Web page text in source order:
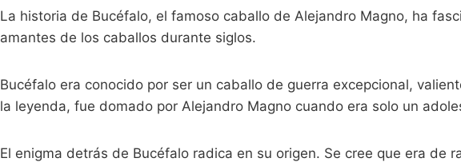
La historia de Bucéfalo, el famoso caballo de Alejandro Magno, ha
amantes de los caballos durante siglos.
Bucéfalo era conocido por ser un caballo de guerra excepcional,
la leyenda, fue domado por Alejandro Magno cuando era solo un
El enigma detrás de Bucéfalo radica en su origen. Se cree que era de